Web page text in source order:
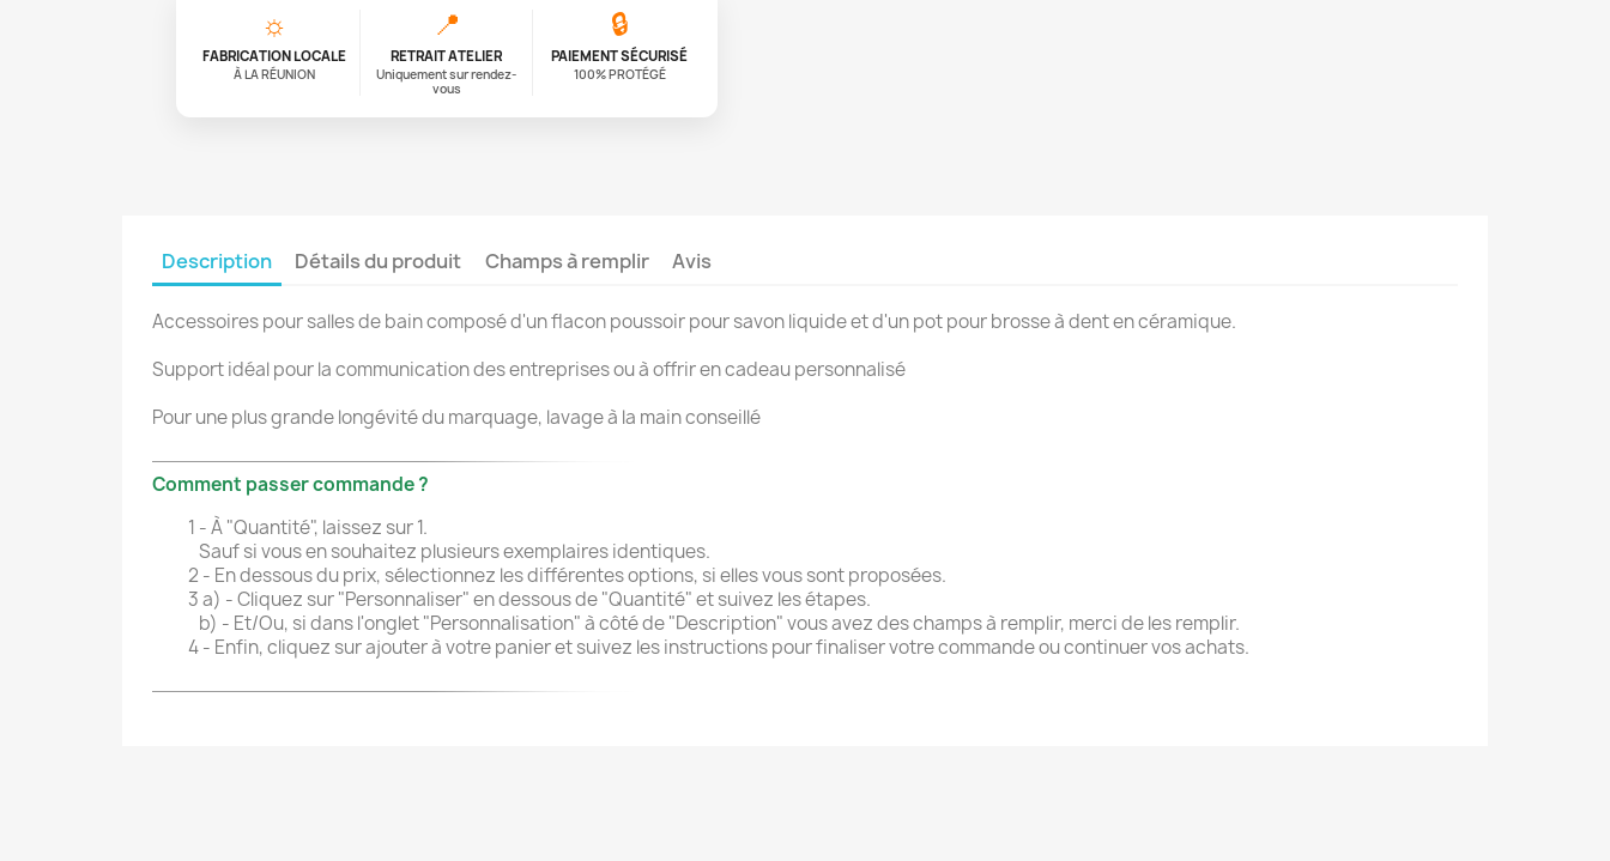
☼
FABRICATION LOCALE
À LA RÉUNION
📍
RETRAIT ATELIER
Uniquement sur rendez-
vous
🔒
PAIEMENT SÉCURISÉ
100% PROTÉGÉ
Description Détails du produit Champs à remplir Avis
Accessoires pour salles de bain composé d'un flacon poussoir pour savon liquide et d'un pot pour brosse à dent en céramique.
Support idéal pour la communication des entreprises ou à offrir en cadeau personnalisé
Pour une plus grande longévité du marquage, lavage à la main conseillé
Comment passer commande ?
1 - À "Quantité", laissez sur 1.
Sauf si vous en souhaitez plusieurs exemplaires identiques.
2 - En dessous du prix, sélectionnez les différentes options, si elles vous sont proposées.
3 a) - Cliquez sur "Personnaliser" en dessous de "Quantité" et suivez les étapes.
b) - Et/Ou, si dans l'onglet "Personnalisation" à côté de "Description" vous avez des champs à remplir, merci de les remplir.
4 - Enfin, cliquez sur ajouter à votre panier et suivez les instructions pour finaliser votre commande ou continuer vos achats.